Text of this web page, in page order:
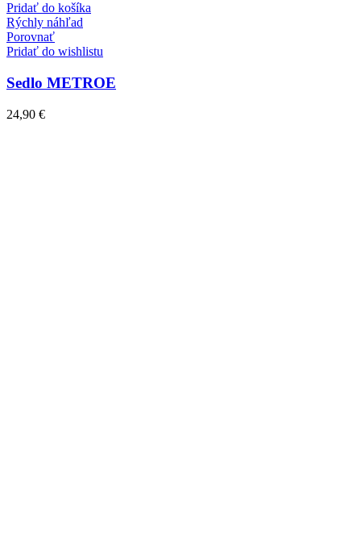
Pridať do košíka
Rýchly náhľad
Porovnať
Pridať do wishlistu
Sedlo METROE
24,90 €